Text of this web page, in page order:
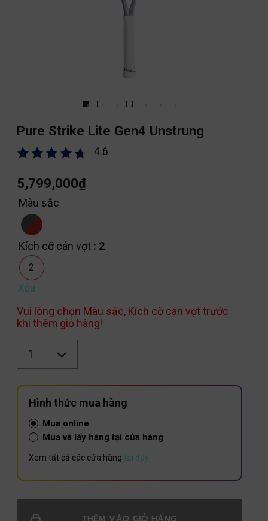
Pure Strike Lite Gen4 Unstrung
4.6
5,799,000₫
Màu sắc
Kích cỡ cán vợt : 2
2
Xóa
Vui lòng chọn Màu sắc, Kích cỡ cán vợt trước
khi thêm giỏ hàng!
lượng
Hình thức mua hàng
Mua online
Mua và lấy hàng tại cửa hàng
Xem tất cả các cửa hàng tại đây
THÊM VÀO GIỎ HÀNG